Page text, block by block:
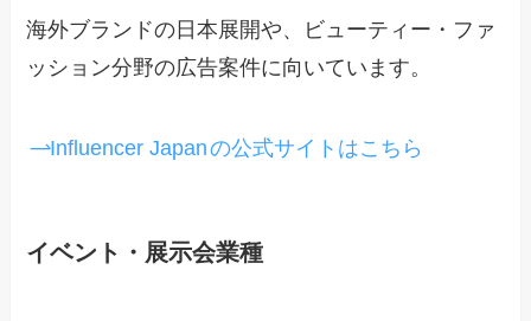
海外ブランドの日本展開や、ビューティー・ファ
ッション分野の広告案件に向いています。
Influencer Japanの公式サイトはこちら
イベント・展示会業種